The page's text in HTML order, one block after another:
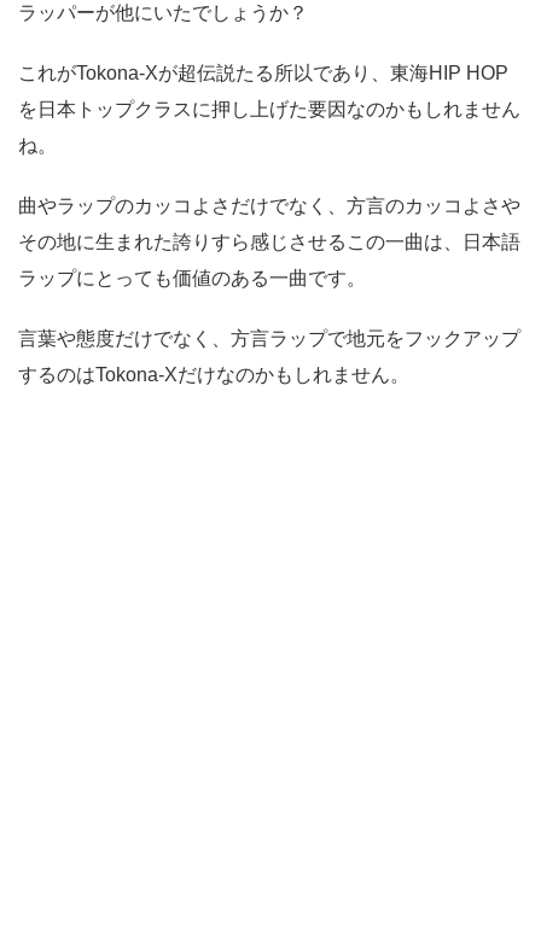
ラッパーが他にいたでしょうか？
これがTokona-Xが超伝説たる所以であり、東海HIP HOP
を日本トップクラスに押し上げた要因なのかもしれません
ね。
曲やラップのカッコよさだけでなく、方言のカッコよさや
その地に生まれた誇りすら感じさせるこの一曲は、日本語
ラップにとっても価値のある一曲です。
言葉や態度だけでなく、方言ラップで地元をフックアップ
するのはTokona-Xだけなのかもしれません。